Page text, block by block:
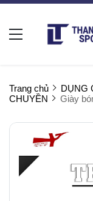
Trang chủ DỤNG
CHUYỀN
Giày